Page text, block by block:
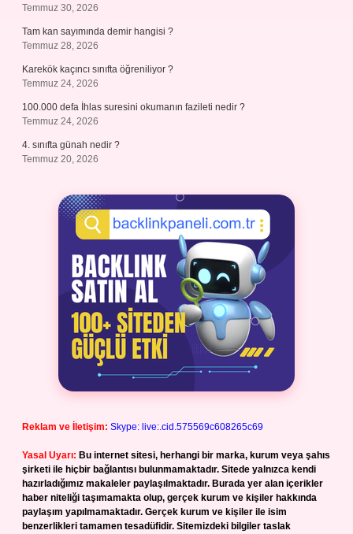
Temmuz 30, 2026
Tam kan sayımında demir hangisi ?
Temmuz 28, 2026
Karekök kaçıncı sınıfta öğreniliyor ?
Temmuz 24, 2026
100.000 defa İhlas suresini okumanın fazileti nedir ?
Temmuz 24, 2026
4. sınıfta günah nedir ?
Temmuz 20, 2026
Reklam ve İletişim: Skype: live:.cid.575569c608265c69
Yasal Uyarı: Bu internet sitesi, herhangi bir marka, kurum veya şahıs
şirketi ile hiçbir bağlantısı bulunmamaktadır. Sitede yalnızca kendi
hazırladığımız makaleler paylaşılmaktadır. Burada yer alan içerikler
haber niteliği taşımamakta olup, gerçek kurum ve kişiler hakkında
paylaşım yapılmamaktadır. Gerçek kurum ve kişiler ile isim
benzerlikleri tamamen tesadüfidir. Sitemizdeki bilgiler taslak